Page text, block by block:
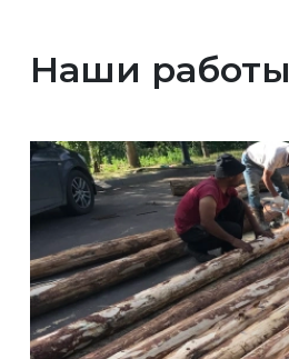
Наши работы